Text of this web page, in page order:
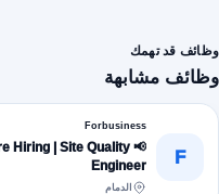
وظائف قد تهمك
وظائف مشابهة
F
Forbusiness
Hiring | Site Quality
Engineer
الدمام